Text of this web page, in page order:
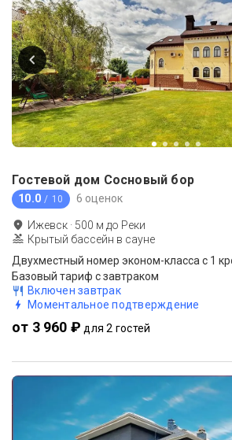
Гостевой дом Сосновый бор
10.0 / 10 6 оценок
Ижевск · 500 м до Реки
Крытый бассейн в сауне
Базовый тариф с завтраком
Включен завтрак
Моментальное подтверждение
от 3 960 ₽ для 2 гостей